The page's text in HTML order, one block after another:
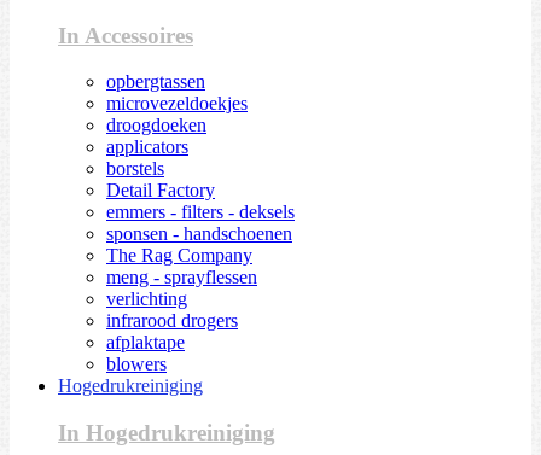
In Accessoires
opbergtassen
microvezeldoekjes
droogdoeken
applicators
borstels
Detail Factory
emmers - filters - deksels
sponsen - handschoenen
The Rag Company
meng - sprayflessen
verlichting
infrarood drogers
afplaktape
blowers
Hogedrukreiniging
In Hogedrukreiniging